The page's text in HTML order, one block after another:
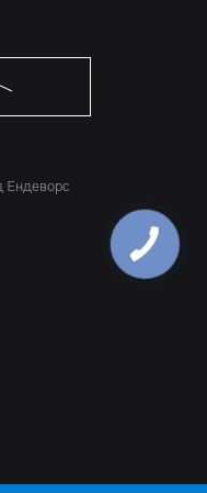
Ендеворс